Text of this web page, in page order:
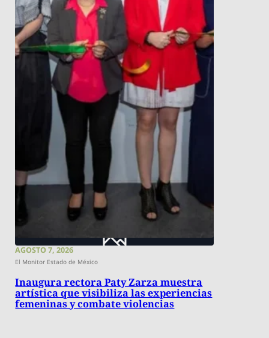
AGOSTO 7, 2026
El Monitor Estado de México
Inaugura rectora Paty Zarza muestra
artística que visibiliza las experiencias
femeninas y combate violencias